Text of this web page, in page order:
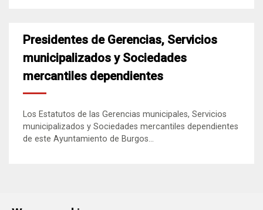
Presidentes de Gerencias, Servicios
municipalizados y Sociedades
mercantiles dependientes
Los Estatutos de las Gerencias municipales, Servicios
municipalizados y Sociedades mercantiles dependientes
de este Ayuntamiento de Burgos...